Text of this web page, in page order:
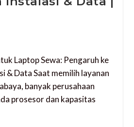
Laptop Sewa: Pengaruh ke
& Data Saat memilih layanan
banyak perusahaan
prosesor dan kapasitas